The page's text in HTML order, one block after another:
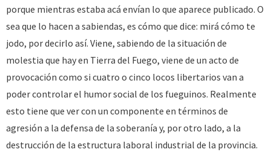
porque mientras estaba acá envían lo que aparece publicado. O
sea que lo hacen a sabiendas, es cómo que dice: mirá cómo te
jodo, por decirlo así. Viene, sabiendo de la situación de
molestia que hay en Tierra del Fuego, viene de un acto de
provocación como si cuatro o cinco locos libertarios van a
poder controlar el humor social de los fueguinos. Realmente
esto tiene que ver con un componente en términos de
agresión a la defensa de la soberanía y, por otro lado, a la
destrucción de la estructura laboral industrial de la provincia.